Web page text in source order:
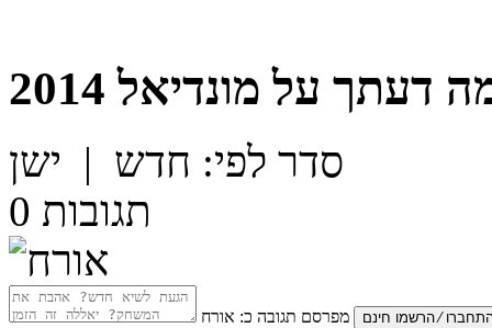
דעתך על מונדיאל 2014
סדר לפי: חדש | ישן
0 תגובות
מפרסם תגובה כ: אורח